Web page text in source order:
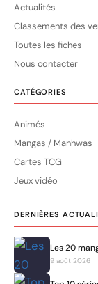
Actualités
Classements des
Toutes les fiches
Nous contacter
CATÉGORIES
Animés
Mangas / Manhwas
Cartes TCG
Jeux vidéo
DERNIÈRES
Les 20
9 août 2026